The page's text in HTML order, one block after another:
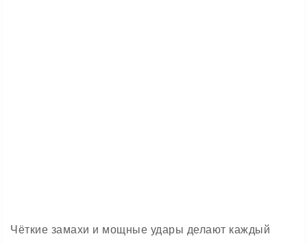
Чёткие замахи и мощные удары делают каждый